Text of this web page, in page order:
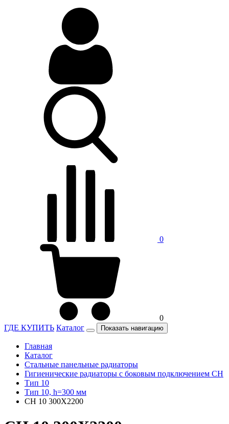
0
0
ГДЕ КУПИТЬ Каталог Показать навигацию
Главная
Каталог
Стальные панельные радиаторы
Гигиенические радиаторы c боковым подключением CH
Тип 10
Тип 10, h=300 мм
CH 10 300X2200